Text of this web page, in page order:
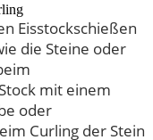
Eisstockschießen
die Steine oder
mit einem
oder
Curling der Stein